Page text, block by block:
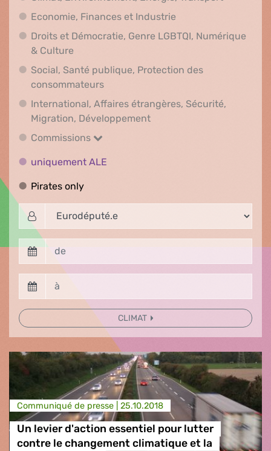
Economie, Finances et Industrie
Droits et Démocratie, Genre LGBTQI, Numérique
& CultureDroits et Démocratie, Genre LGBTQI,
Social, Santé publique, Protection des
consommateursSocial, Santé publique, Protection
International, Affaires étrangères, Sécurité,
Migration, DéveloppementInternational, Affaires
Commissions
Commissions
uniquement ALE
Pirates onlyPirates only
CLIMAT
Communiqué de presse | 25.10.2018
Un levier d'action essentiel pour lutter
contre le changement climatique et la